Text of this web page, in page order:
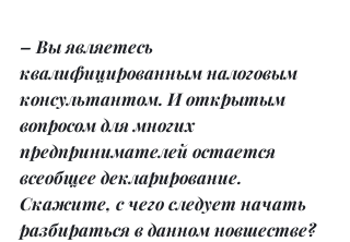
– Вы являетесь
квалифицированным налоговым
консультантом. И открытым
вопросом для многих
предпринимателей остается
всеобщее декларирование.
Скажите, с чего следует начать
разбираться в данном новшестве?